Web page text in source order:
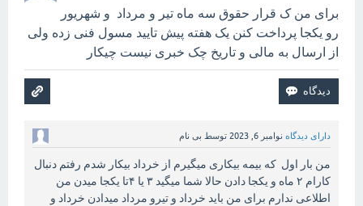
برای من ک قرار حقوق سه ماه تیر و مرداد و شهریور
رو یکجا پرداخت کنن یک هفته پیش تایید مسول فنی زده ولی
از ارسال به مالی و تاریخ چک خبری نیست چیکار
دارای دیدگاه نوامبر 6, 2023 توسط بی نام
من بار اول که بیمه بیکاری میگیرم از خرداد بیکار شدم رفتم دنبال
کارام ۲ ماه و‌ یکجا دادن حالا شما میگید ۳ یا ۴تا یکجا میدن من
اطلاعی ندارم برای من باید خرداد و تیرو مرداد میدادن خرداد و